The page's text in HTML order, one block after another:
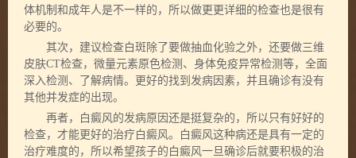
体机制和成年人是不一样的，所以做更更详细的检查也是很有
必要的。
其次，建议检查白斑除了要做抽血化验之外，还要做三维
皮肤CT检查，微量元素原色检测、身体免疫异常检测等，全面
深入检测、了解病情。更好的找到发病因素，并且确诊有没有
其他并发症的出现。
再者，白癜风的发病原因还是挺复杂的，所以只有好好的
检查，才能更好的治疗白癜风。白癜风这种病还是具有一定的
治疗难度的，所以希望孩子的白癜风一旦确诊后就要积极的治